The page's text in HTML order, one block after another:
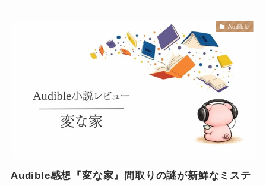
Audible
Audible感想『変な家』間取りの謎が新鮮なミステ